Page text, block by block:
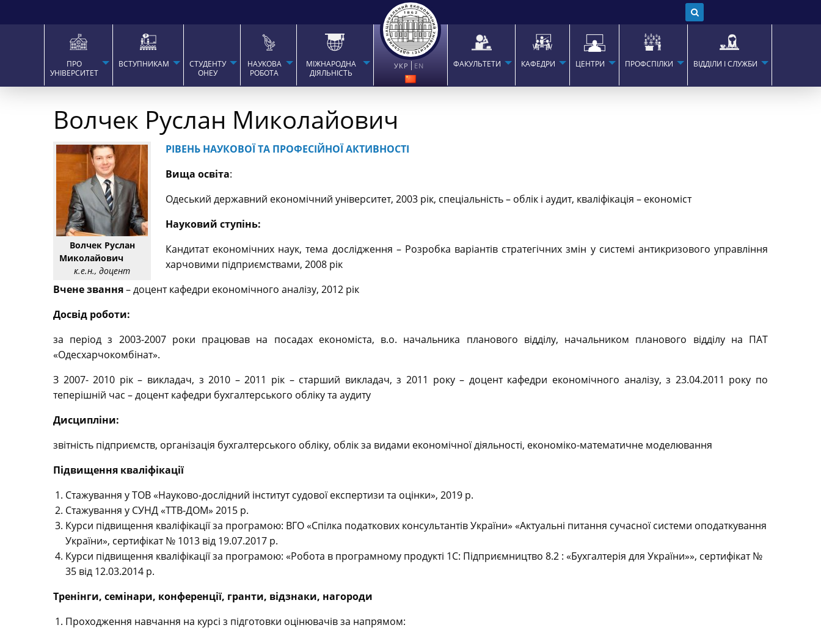
ПРО
УНІВЕРСИТЕТ
ВСТУПНИКАМ
СТУДЕНТУ
ОНЕУ
НАУКОВА
РОБОТА
МІЖНАРОДНА
ДІЯЛЬНІСТЬ
УКР EN ФАКУЛЬТЕТИ КАФЕДРИ ЦЕНТРИ ПРОФСПІЛКИ ВІДДІЛИ І СЛУЖБИ
Волчек Руслан Миколайович
Волчек Руслан
Миколайович
к.е.н., доцент
РІВЕНЬ НАУКОВОЇ ТА ПРОФЕСІЙНОЇ АКТИВНОСТІ
Вища освіта:
Одеський державний економічний університет, 2003 рік, спеціальність – облік і аудит, кваліфікація – економіст
Науковий ступінь:
Кандитат економічних наук, тема дослідження – Розробка варіантів стратегічних змін у системі антикризового управління
харчовими підприємствами, 2008 рік
Вчене звання– доцент кафедри економічного аналізу, 2012 рік
Досвід роботи:
за період з 2003-2007 роки працював на посадах економіста, в.о. начальника планового відділу, начальником планового відділу на ПАТ
«Одесхарчокомбінат».
З 2007- 2010 рік – викладач, з 2010 – 2011 рік – старший викладач, з 2011 року – доцент кафедри економічного аналізу, з 23.04.2011 року по
теперішній час – доцент кафедри бухгалтерського обліку та аудиту
Дисципліни:
звітність підприємств, організація бухгалтерського обліку, облік за видами економічної діяльності, економіко-математичне моделювання
Підвищення кваліфікації
Стажування у ТОВ «Науково-дослідний інститут судової експертизи та оцінки», 2019 р.
Стажування у СУНД «ТТВ-ДОМ» 2015 р.
Курси підвищення кваліфікації за програмою: ВГО «Спілка податкових консультантів України» «Актуальні питання сучасної системи оподаткування
України», сертифікат № 1013 від 19.07.2017 р.
Курси підвищення кваліфікації за програмою: «Робота в програмному продукті 1С: Підприємництво 8.2 : «Бухгалтерія для України»», сертифікат №
35 від 12.03.2014 р.
Тренінги, семінари, конференції, гранти, відзнаки, нагороди
Проходження навчання на курсі з підготовки оцінювачів за напрямом: